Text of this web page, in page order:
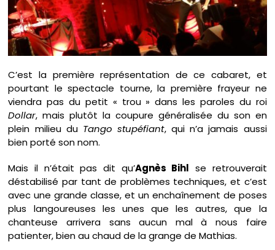
C’est la première représentation de ce cabaret, et
pourtant le spectacle tourne, la première frayeur ne
viendra pas du petit « trou » dans les paroles du roi
Dollar, mais plutôt la coupure généralisée du son en
plein milieu du Tango stupéfiant, qui n’a jamais aussi
bien porté son nom.
Mais il n’était pas dit qu’Agnès Bihl se retrouverait
déstabilisé par tant de problèmes techniques, et c’est
avec une grande classe, et un enchaînement de poses
plus langoureuses les unes que les autres, que la
chanteuse arrivera sans aucun mal à nous faire
patienter, bien au chaud de la grange de Mathias.